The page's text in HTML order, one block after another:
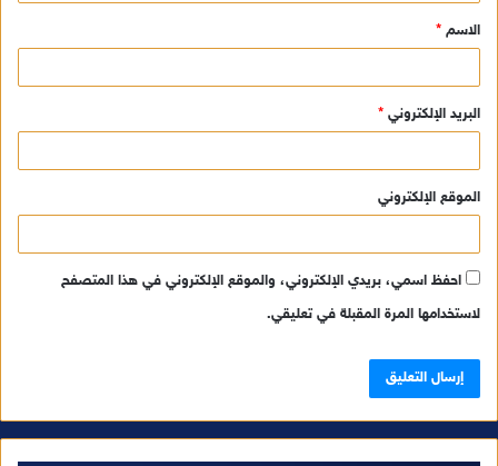
*
الاسم *
البريد الإلكتروني *
الموقع الإلكتروني
احفظ اسمي، بريدي الإلكتروني، والموقع الإلكتروني في هذا المتصفح
لاستخدامها المرة المقبلة في تعليقي.